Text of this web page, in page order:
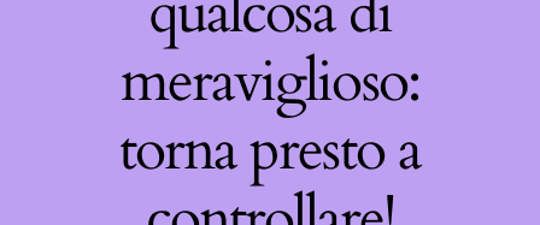
meraviglioso:
torna presto a